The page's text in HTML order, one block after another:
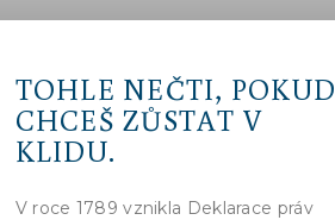
TOHLE NEČTI, POKUD
CHCEŠ ZŮSTAT V
KLIDU.
V roce 1789 vznikla Deklarace práv